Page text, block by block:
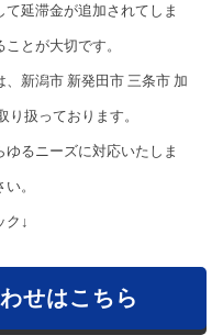
延滞金が追加されてしま
とが大切です。
、新潟市 新発田市 三条市 加
扱っております。
るニーズに対応いたしま
い。
ク↓
せはこちら